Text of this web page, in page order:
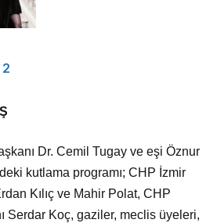
Dr. Cemil Tugay ve eşi Öznur
kutlama programı; CHP İzmir
Kılıç ve Mahir Polat, CHP
Serdar Koç, gaziler, meclis üyeleri,